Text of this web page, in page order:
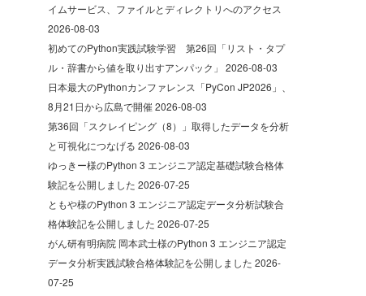
イムサービス、ファイルとディレクトリへのアクセス
2026-08-03
初めてのPython実践試験学習 第26回「リスト・タプ
ル・辞書から値を取り出すアンパック」 2026-08-03
日本最大のPythonカンファレンス「PyCon JP2026」、
8月21日から広島で開催2026-08-03
第36回「スクレイピング（8）」取得したデータを分析
と可視化につなげる 2026-08-03
ゆっきー様のPython 3 エンジニア認定基礎試験合格体
験記を公開しました 2026-07-25
ともや様のPython 3 エンジニア認定データ分析試験合
格体験記を公開しました 2026-07-25
がん研有明病院 岡本武士様のPython 3 エンジニア認定
データ分析実践試験合格体験記を公開しました 2026-
07-25